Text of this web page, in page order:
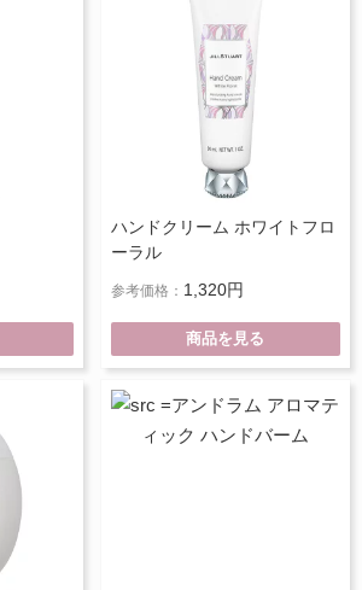
ハンドクリーム ホワイトフロ
ーラル
参考価格： 1,320円
商品を見る